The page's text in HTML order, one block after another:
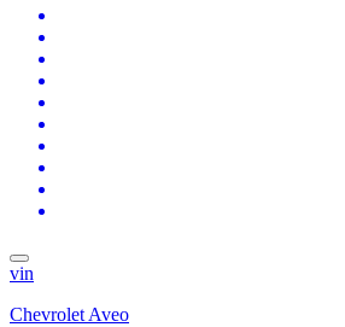
vin
Chevrolet Aveo